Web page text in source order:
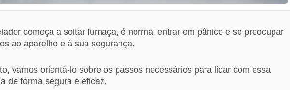
começa a soltar fumaça, é normal entrar em pânico e se preocupar
ao aparelho e à sua segurança.
vamos orientá-lo sobre os passos necessários para lidar com essa
de forma segura e eficaz.